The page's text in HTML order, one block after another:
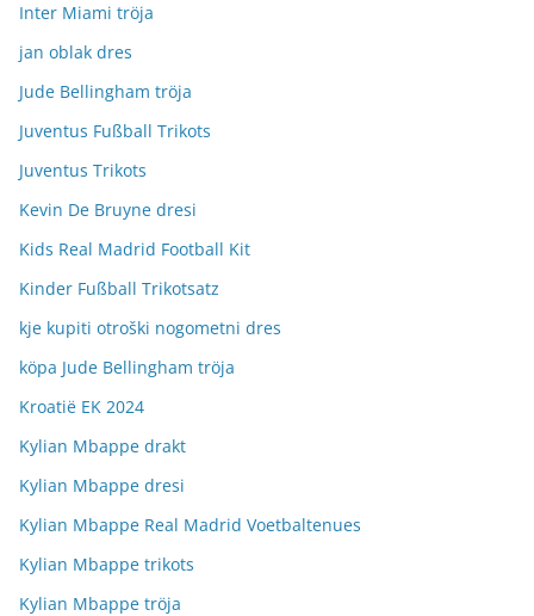
Inter Miami tröja
jan oblak dres
Jude Bellingham tröja
Juventus Fußball Trikots
Juventus Trikots
Kevin De Bruyne dresi
Kids Real Madrid Football Kit
Kinder Fußball Trikotsatz
kje kupiti otroški nogometni dres
köpa Jude Bellingham tröja
Kroatië EK 2024
Kylian Mbappe drakt
Kylian Mbappe dresi
Kylian Mbappe Real Madrid Voetbaltenues
Kylian Mbappe trikots
Kylian Mbappe tröja